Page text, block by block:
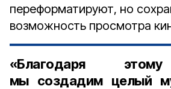
переформатируют, но
возможность просмотра
«Благодаря
мы создадим целый